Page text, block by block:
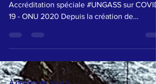
Humanity For The World (HFTW) -
Accréditation spéciale #UNGASS sur